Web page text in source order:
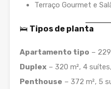
Terraço Gourmet e
🛌 Tipos de planta
Apartamento tipo –
Duplex – 320 m², 4
Penthouse – 372 m², 5